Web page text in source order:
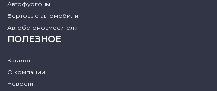
Автофургоны
Бортовые автомобили
Автобетоносмесители
ПОЛЕЗНОЕ
Каталог
О компании
Новости